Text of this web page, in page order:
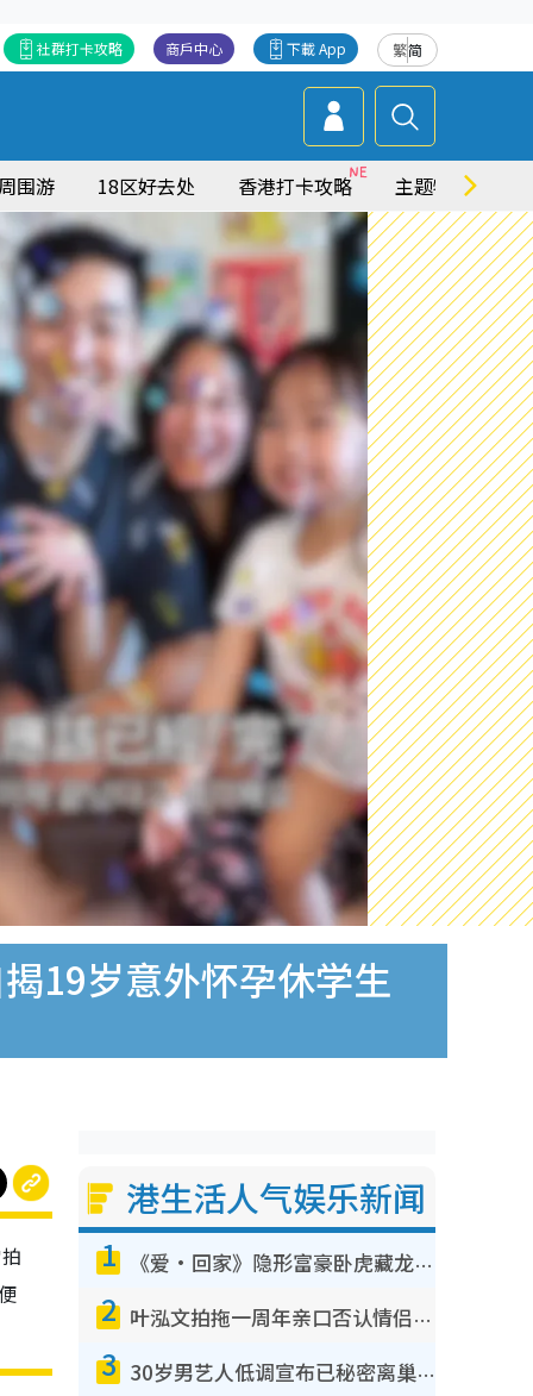
繁简
下載 App
商戶中心
社群打卡攻略
围游 18区好去处 香港打卡攻略 主题特集
19岁意外怀孕休学生
港生活人气娱乐新闻
1 《爱·回家》隐形富豪卧虎藏龙！盘点12位财气逼人的有钱艺人：这位美女3亿身家不愁做
2 叶泓文拍拖一周年亲口否认情侣关系？！被质疑感情造假竟称GM“普通同事”
3 30岁男艺人低调宣布已秘密离巢！人气急跌变失踪人口：“这几年过得并不容易”